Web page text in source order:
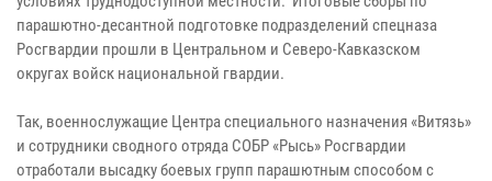
парашютно-десантной подготовке подразделений спецназа
Росгвардии прошли в Центральном и Северо-Кавказском
округах войск национальной гвардии.
Так, военнослужащие Центра специального назначения «Витязь»
и сотрудники сводного отряда СОБР «Рысь» Росгвардии
отработали высадку боевых групп парашютным способом с